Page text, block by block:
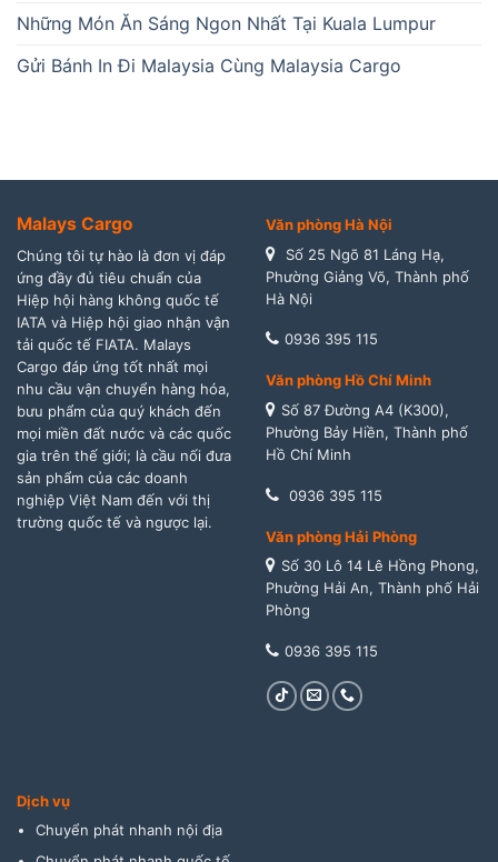
Những Món Ăn Sáng Ngon Nhất Tại Kuala Lumpur
Gửi Bánh In Đi Malaysia Cùng Malaysia Cargo
Malays Cargo
Chúng tôi tự hào là đơn vị đáp
ứng đầy đủ tiêu chuẩn của
Hiệp hội hàng không quốc tế
IATA và Hiệp hội giao nhận vận
tải quốc tế FIATA. Malays
Cargo đáp ứng tốt nhất mọi
nhu cầu vận chuyển hàng hóa,
bưu phẩm của quý khách đến
mọi miền đất nước và các quốc
gia trên thế giới; là cầu nối đưa
sản phẩm của các doanh
nghiệp Việt Nam đến với thị
trường quốc tế và ngược lại.
Văn phòng Hà Nội
Số 25 Ngõ 81 Láng Hạ,
Phường Giảng Võ, Thành phố
Hà Nội
0936 395 115
Văn phòng Hồ Chí Minh
Số 87 Đường A4 (K300),
Phường Bảy Hiền, Thành phố
Hồ Chí Minh
0936 395 115
Văn phòng Hải Phòng
Số 30 Lô 14 Lê Hồng Phong,
Phường Hải An, Thành phố Hải
Phòng
0936 395 115
Dịch vụ
Chuyển phát nhanh nội địa